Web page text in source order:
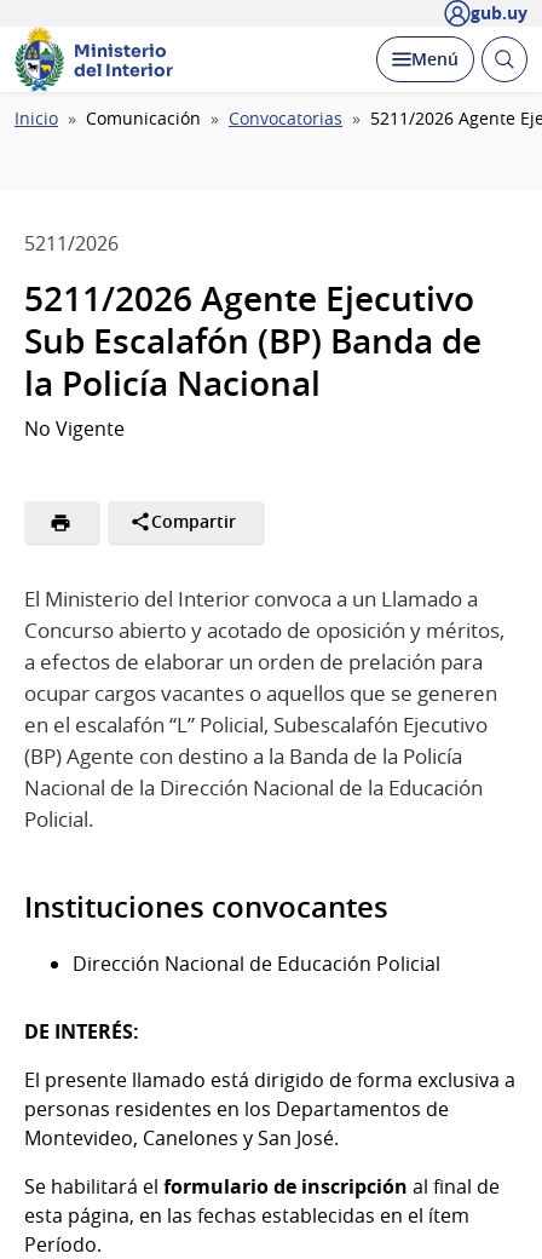
gub.uy
Ministerio
del Interior
Desplegar
Menú Abrir
Ruta
Inicio Comunicación Convocatorias 5211/2026 Agente
5211/2026
5211/2026 Agente Ejecutivo
Sub Escalafón (BP) Banda de
la Policía Nacional
No Vigente
Compartir
El Ministerio del Interior convoca a un Llamado a
Concurso abierto y acotado de oposición y méritos,
a efectos de elaborar un orden de prelación para
ocupar cargos vacantes o aquellos que se generen
en el escalafón “L” Policial, Subescalafón Ejecutivo
(BP) Agente con destino a la Banda de la Policía
Nacional de la Dirección Nacional de la Educación
Policial.
Instituciones convocantes
Dirección Nacional de Educación Policial
DE INTERÉS:
El presente llamado está dirigido de forma exclusiva a
personas residentes en los Departamentos de
Montevideo, Canelones y San José.
Se habilitará el formulario de inscripción al final de
esta página, en las fechas establecidas en el ítem
Período.